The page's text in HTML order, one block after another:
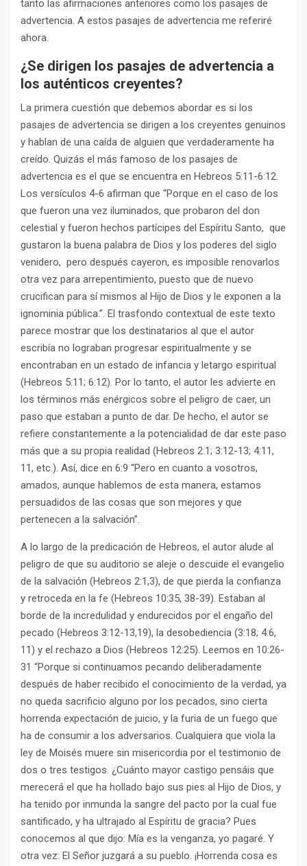
tanto las afirmaciones anteriores como los pasajes de
advertencia. A estos pasajes de advertencia me referiré
ahora.
¿Se dirigen los pasajes de advertencia a
los auténticos creyentes?
La primera cuestión que debemos abordar es si los
pasajes de advertencia se dirigen a los creyentes genuinos
y hablan de una caída de alguien que verdaderamente ha
creído. Quizás el más famoso de los pasajes de
advertencia es el que se encuentra en Hebreos 5:11-6:12.
Los versículos 4-6 afirman que “Porque en el caso de los
que fueron una vez iluminados, que probaron del don
celestial y fueron hechos partícipes del Espíritu Santo, que
gustaron la buena palabra de Dios y los poderes del siglo
venidero, pero después cayeron, es imposible renovarlos
otra vez para arrepentimiento, puesto que de nuevo
crucifican para sí mismos al Hijo de Dios y le exponen a la
ignominia pública.”. El trasfondo contextual de este texto
parece mostrar que los destinatarios al que el autor
escribía no lograban progresar espiritualmente y se
encontraban en un estado de infancia y letargo espiritual
(Hebreos 5:11; 6:12). Por lo tanto, el autor les advierte en
los términos más enérgicos sobre el peligro de caer, un
paso que estaban a punto de dar. De hecho, el autor se
refiere constantemente a la potencialidad de dar este paso
más que a su propia realidad (Hebreos 2:1; 3:12-13; 4:11,
11, etc.). Así, dice en 6:9 “Pero en cuanto a vosotros,
amados, aunque hablemos de esta manera, estamos
persuadidos de las cosas que son mejores y que
pertenecen a la salvación”.
A lo largo de la predicación de Hebreos, el autor alude al
peligro de que su auditorio se aleje o descuide el evangelio
de la salvación (Hebreos 2:1,3), de que pierda la confianza
y retroceda en la fe (Hebreos 10:35, 38-39). Estaban al
borde de la incredulidad y endurecidos por el engaño del
pecado (Hebreos 3:12-13,19), la desobediencia (3:18; 4:6,
11) y el rechazo a Dios (Hebreos 12:25). Leemos en 10:26-
31 “Porque si continuamos pecando deliberadamente
después de haber recibido el conocimiento de la verdad, ya
no queda sacrificio alguno por los pecados, sino cierta
horrenda expectación de juicio, y la furia de un fuego que
ha de consumir a los adversarios. Cualquiera que viola la
ley de Moisés muere sin misericordia por el testimonio de
dos o tres testigos. ¿Cuánto mayor castigo pensáis que
merecerá el que ha hollado bajo sus pies al Hijo de Dios, y
ha tenido por inmunda la sangre del pacto por la cual fue
santificado, y ha ultrajado al Espíritu de gracia? Pues
conocemos al que dijo: Mía es la venganza, yo pagaré. Y
otra vez: El Señor juzgará a su pueblo. ¡Horrenda cosa es